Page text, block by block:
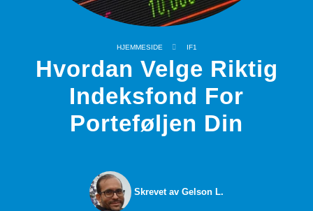
HJEMMESIDE IF1
Hvordan Velge Riktig
Indeksfond For
Porteføljen Din
Skrevet av Gelson L.